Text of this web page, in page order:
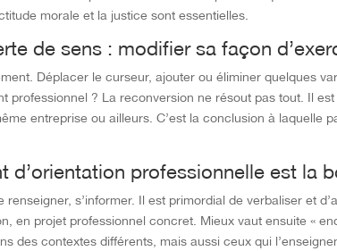
morale et la justice sont essentielles.
de sens : modifier sa façon
Déplacer le curseur, ajouter ou éliminer quelques
professionnel ? La reconversion ne résout pas tout. Il
entreprise ou ailleurs. C’est la conclusion à laquelle
d’orientation professionnelle est la
s’informer. Il est primordial de verbaliser et
en projet professionnel concret. Mieux vaut ensuite «
des contextes différents, mais aussi ceux qui